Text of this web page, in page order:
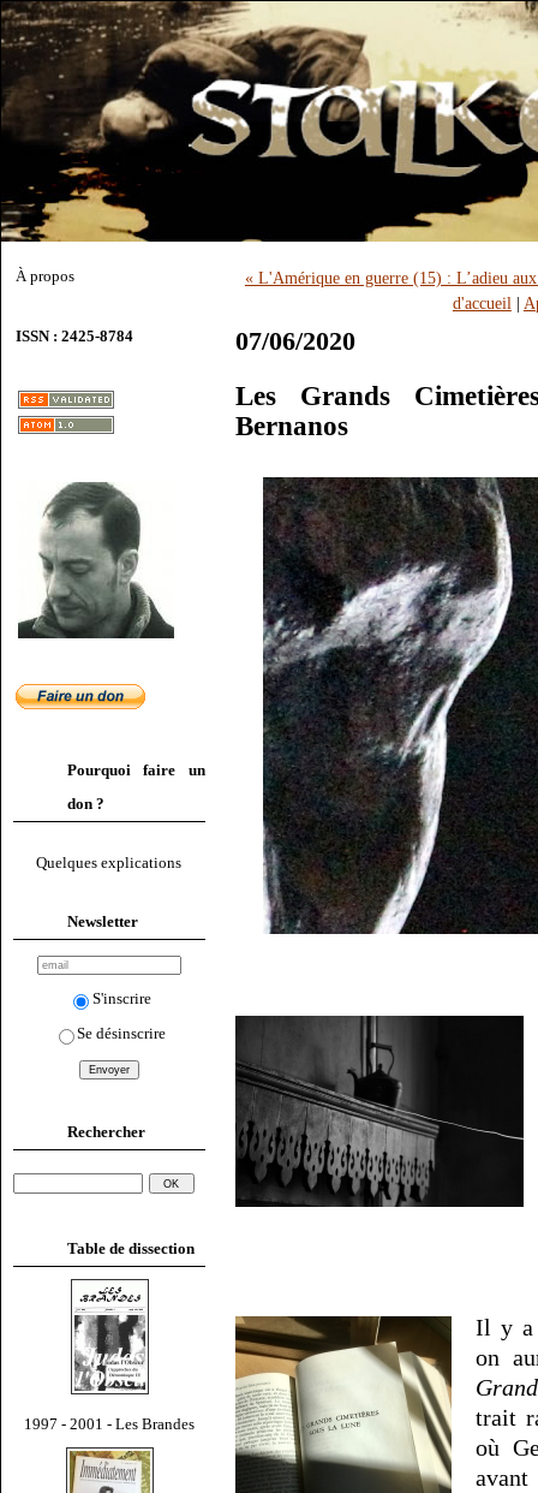
À propos
ISSN : 2425-8784
Pourquoi faire un
don ?
Quelques explications
Newsletter
S'inscrire
Se désinscrire
Rechercher
Table de dissection
1997 - 2001 - Les Brandes
« L'Amérique en guerre (15) : L’adieu
d'accueil |
07/06/2020
Les Grands
Bernanos
Il y a
on
trait
où
avant